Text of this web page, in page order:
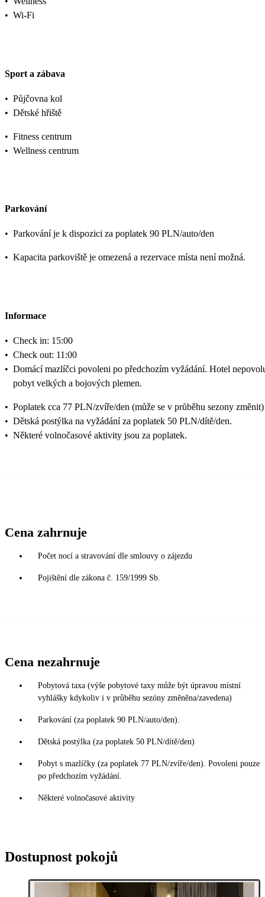
• Wi-Fi
Sport a zábava
• Půjčovna kol
• Dětské hřiště
• Fitness centrum
• Wellness centrum
Parkování
• Parkování je k dispozici za poplatek 90 PLN/auto/den
• Kapacita parkoviště je omezená a rezervace místa není možná.
Informace
• Check in: 15:00
• Check out: 11:00
• Domácí mazlíčci povoleni po předchozím vyžádání. Hotel
pobyt velkých a bojových plemen.
• Poplatek cca 77 PLN/zvíře/den (může se v průběhu sezony změnit)
• Dětská postýlka na vyžádání za poplatek 50 PLN/dítě/den.
• Některé volnočasové aktivity jsou za poplatek.
Cena zahrnuje
Počet nocí a stravování dle smlouvy o zájezdu
Pojištění dle zákona č. 159/1999 Sb.
Cena nezahrnuje
Pobytová taxa (výše pobytové taxy může být úpravou místní
vyhlášky kdykoliv i v průběhu sezóny změněna/zavedena)
Parkování (za poplatek 90 PLN/auto/den).
Dětská postýlka (za poplatek 50 PLN/dítě/den)
Pobyt s mazlíčky (za poplatek 77 PLN/zvíře/den). Povoleni pouze
po předchozím vyžádání.
Některé volnočasové aktivity
Dostupnost pokojů